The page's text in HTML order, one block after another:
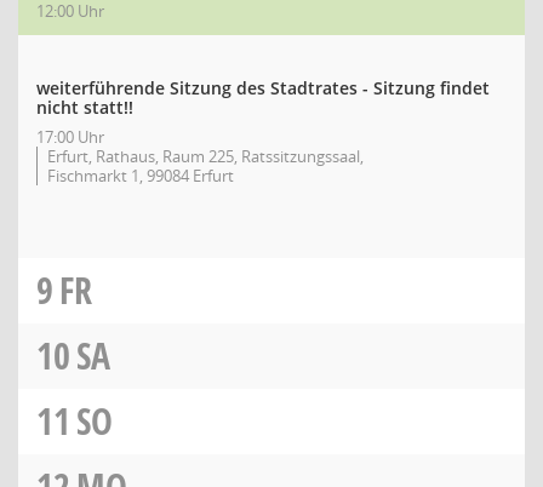
12:00 Uhr
weiterführende Sitzung des Stadtrates - Sitzung findet
nicht statt!!
17:00 Uhr
Erfurt, Rathaus, Raum 225, Ratssitzungssaal,
Fischmarkt 1, 99084 Erfurt
9FR
10SA
11 SO